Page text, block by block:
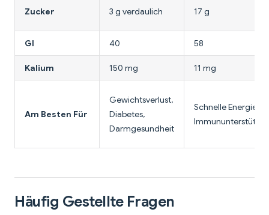
Zucker 3 g verdaulich 17 g
GI 40 58
Kalium 150 mg 11 mg
Am Besten Für
Gewichtsverlust,
Diabetes,
Darmgesundheit
Schnelle Energie,
Häufig Gestellte Fragen